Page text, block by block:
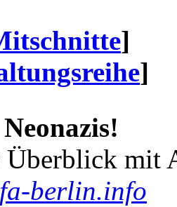
]
]
mit
berlin.info